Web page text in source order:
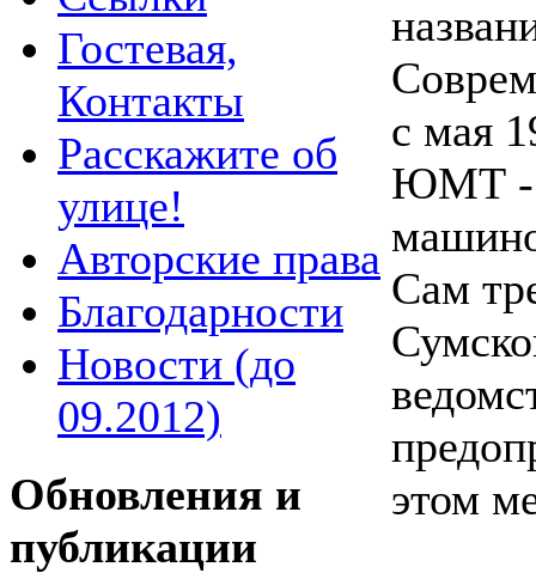
Гостевая,
Контакты
Расскажите об
улице!
Авторские права
Благодарности
Новости (до
09.2012)
Обновления и
публикации
с мая
ЮМТ
Сам
этом